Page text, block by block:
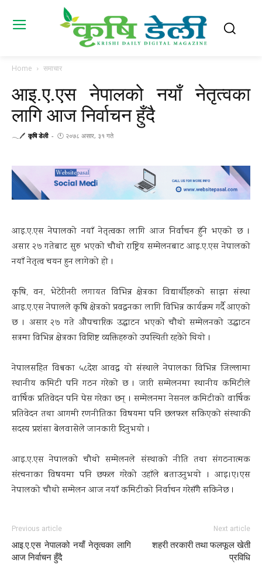
Home समाचार
आइ.ए.एस नेपालको नयाँ नेतृत्वका
लागि आज निर्वाचन हुँदै
𓂃🖊 कृषि डेली - 🕚 २०७८ असार, ३१ गते
आइ.ए.एस नेपालको नयाँ नेतृत्वका लागि आज निर्वाचन हुँने भएको छ ।
असार २७ गतेबाट सुरु भएको चौथो राष्ट्रिय सम्मेलनबाट आइ.ए.एस नेपालको
नयाँ नेतृत्व चयन हुन लागेको हो ।
कृषि, वन, भेटेरीनरी लगायत विभिन्न क्षेत्रका विद्यार्थीहरुको साझा संस्था
आइ.ए.एस नेपालले कृषि क्षेत्रको प्रवद्धनका लागि विभिन्न कार्यक्रम गर्दै आएको
छ । असार २७ गते औपचारिक उद्घाटन भएको चौथो सम्मेलनको उद्घाटन
सत्रमा विभिन्न क्षेत्रका विशिष्ट व्यक्तिहरुको उपस्थिती रहकेो थियो ।
नेपालसहित विश्वका ५८देश आवद्ध यो संस्थाले नेपालका विभिन्न जिल्लामा
स्थानीय कमिटी पनि गठन गरेको छ । जारी सम्मेलनमा स्थानीय कमिटीले
वार्षिक प्रतिवेदन पनि पेस गरेका छन् । सम्मेलनमा नेसनल कमिटीको वार्षिक
प्रतिवेदन तथा आगमी रणनीतिका विषयमा पनि छलफल सकिएको संस्थाकी
सदस्य प्रशंसा बेलवासेले जानकारी दिनुभयो ।
आइ.ए.एस नेपालको चौथो सम्मेलनले संस्थाको नीति तथा संगठनात्मक
संरचनाका विषयमा पनि छफल गरेको उहाँले बताउनुभयो । आइ।ए।एस
नेपालको चौथो सम्मेलन आज नयाँ कमिटीको निर्वाचन गरेसँगै सकिनेछ ।
Previous article
आइ.ए.एस नेपालको नयाँ नेतृत्वका लागि
आज निर्वाचन हुँदै
Next article
शहरी तरकारी तथा फलफूल खेती
प्रविधि